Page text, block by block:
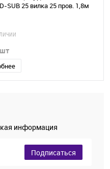
SUB 25 вилка 25 пров. 1,8м
информация
Подписаться